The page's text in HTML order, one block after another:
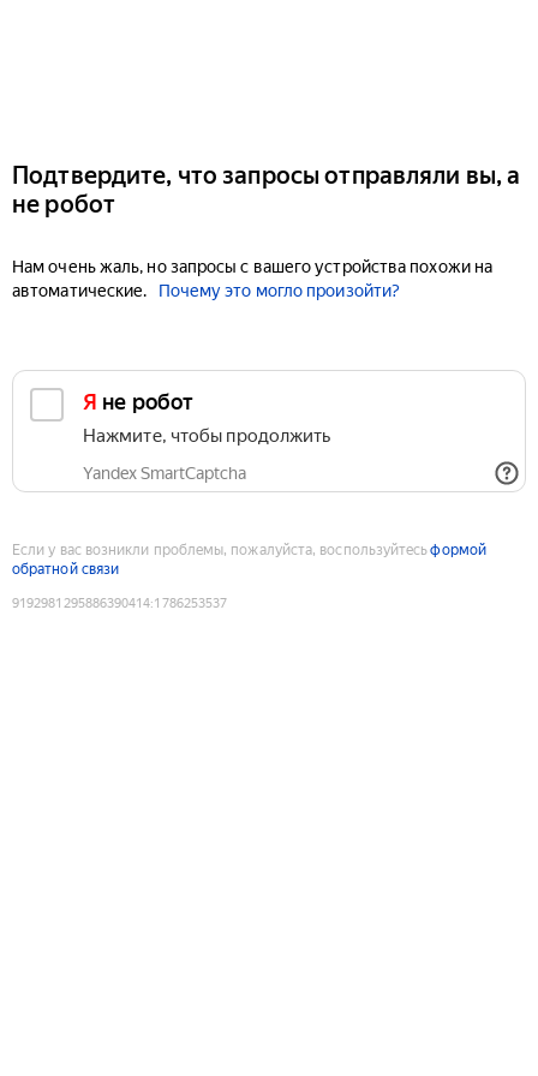
Подтвердите, что запросы отправляли вы, а
не робот
Нам очень жаль, но запросы с вашего устройства похожи на
автоматические.
Почему это могло произойти?
Я не робот
Нажмите, чтобы продолжить
Yandex SmartCaptcha
Если у вас возникли проблемы, пожалуйста, воспользуйтесьформой
обратной связи
9192981295886390414:1786253537